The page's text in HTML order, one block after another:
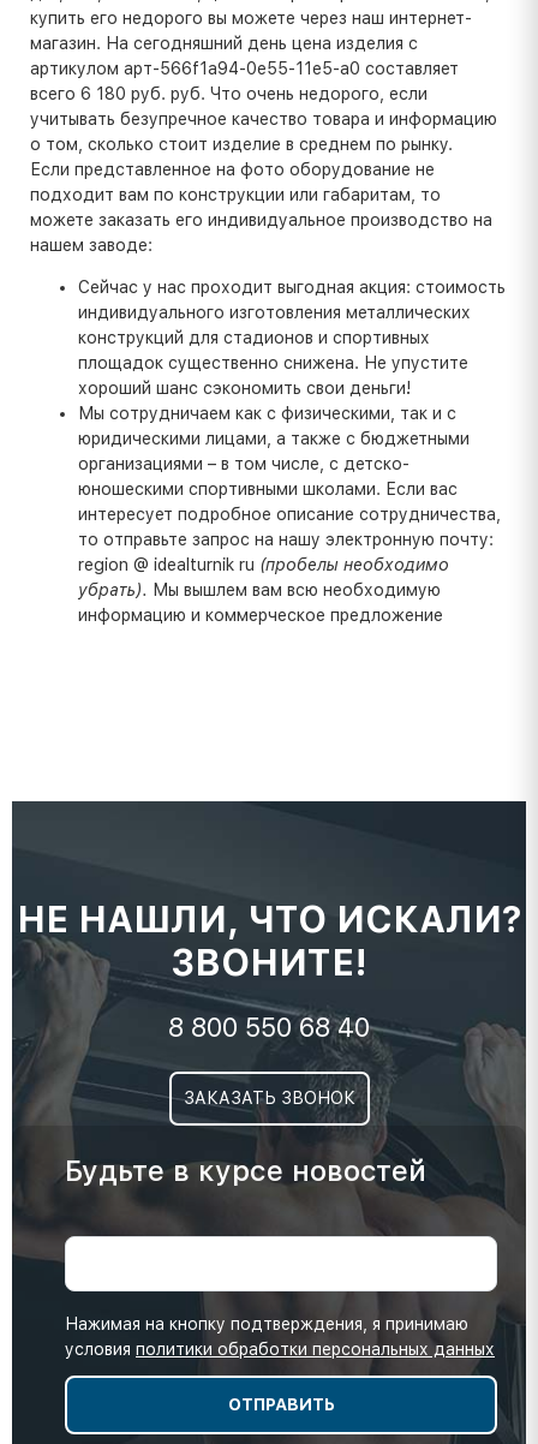
купить его недорого вы можете через наш интернет-
магазин. На сегодняшний день цена изделия с
артикулом арт-566f1a94-0e55-11e5-a0 составляет
всего 6 180 руб. руб. Что очень недорого, если
учитывать безупречное качество товара и информацию
о том, сколько стоит изделие в среднем по рынку.
Если представленное на фото оборудование не
подходит вам по конструкции или габаритам, то
можете заказать его индивидуальное производство на
нашем заводе:
Сейчас у нас проходит выгодная акция: стоимость
индивидуального изготовления металлических
конструкций для стадионов и спортивных
площадок существенно снижена. Не упустите
хороший шанс сэкономить свои деньги!
Мы сотрудничаем как с физическими, так и с
юридическими лицами, а также с бюджетными
организациями – в том числе, с детско-
юношескими спортивными школами. Если вас
интересует подробное описание сотрудничества,
то отправьте запрос на нашу электронную почту:
region @ idealturnik ru (пробелы необходимо
убрать). Мы вышлем вам всю необходимую
информацию и коммерческое предложение
НЕ НАШЛИ, ЧТО ИСКАЛИ?
ЗВОНИТЕ!
8 800 550 68 40
ЗАКАЗАТЬ ЗВОНОК
Будьте в курсе новостей
Нажимая на кнопку подтверждения, я принимаю
условия политики обработки персональных данных